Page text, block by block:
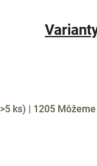
>5 ks) | 1205